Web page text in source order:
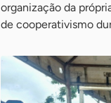
organização da
de cooperativismo